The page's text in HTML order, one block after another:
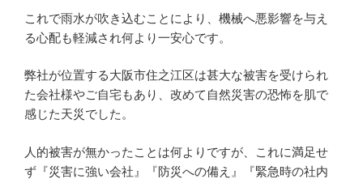
これで雨水が吹き込むことにより、機械へ悪影響を与え
る心配も軽減され何より一安心です。
弊社が位置する大阪市住之江区は甚大な被害を受けられ
た会社様やご自宅もあり、改めて自然災害の恐怖を肌で
感じた天災でした。
人的被害が無かったことは何よりですが、これに満足せ
ず『災害に強い会社』『防災への備え』『緊急時の社内